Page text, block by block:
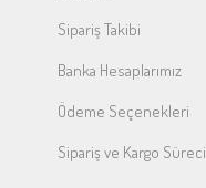
Sipariş Takibi
Banka Hesaplarımız
Ödeme Seçenekleri
Sipariş ve Kargo Süreci